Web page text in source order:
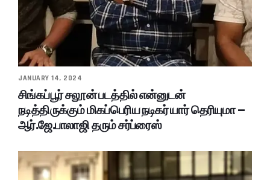
JANUARY 14, 2024
சிங்கப்பூர் சலூன் படத்தில் என்னுடன்
நடித்திருக்கும் மிகப்பெரிய நடிகர் யார் தெரியுமா –
ஆர்.ஜே.பாலாஜி தரும் சர்ப்ரைஸ்